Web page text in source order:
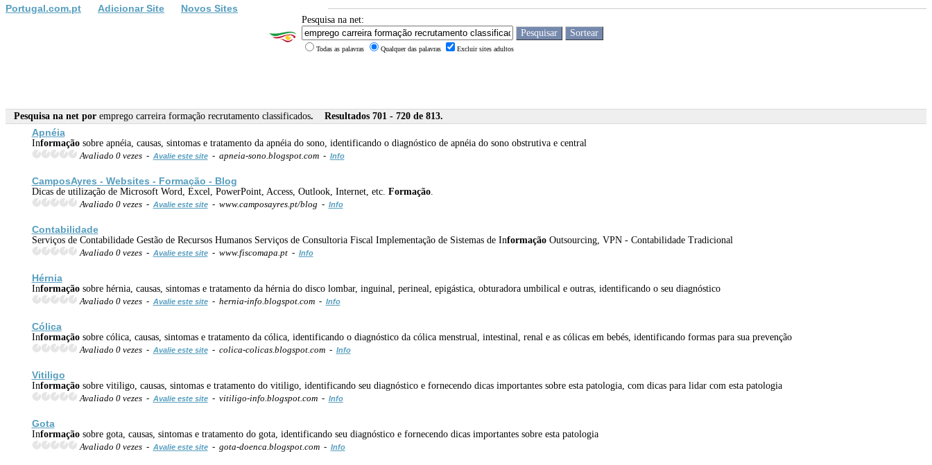
Portugal.com.pt Adicionar Site Novos Sites
Pesquisa na net:
Todas as palavras Qualquer das palavras Excluir sites adultos
Pesquisa na net por emprego carreira formação recrutamento classificados. Resultados 701 - 720 de 813.
Apnéia
Informaçãosobre apnéia, causas, sintomas e tratamento da apnéia do sono, identificando o diagnóstico de apnéia do sono obstrutiva e central
Avaliado 0 vezes - Avalie este site- apneia-sono.blogspot.com - Info
CamposAyres - Websites - Formação - Blog
Dicas de utilização de Microsoft Word, Excel, PowerPoint, Access, Outlook, Internet, etc. Formação.
Avaliado 0 vezes - Avalie este site- www.camposayres.pt/blog - Info
Contabilidade
Serviços de Contabilidade Gestão de Recursos Humanos Serviços de Consultoria Fiscal Implementação de Sistemas de InformaçãoOutsourcing, VPN - Contabilidade Tradicional
Avaliado 0 vezes - Avalie este site- www.fiscomapa.pt - Info
Hérnia
Informaçãosobre hérnia, causas, sintomas e tratamento da hérnia do disco lombar, inguinal, perineal, epigástica, obturadora umbilical e outras, identificando o seu diagnóstico
Avaliado 0 vezes - Avalie este site- hernia-info.blogspot.com - Info
Cólica
Informaçãosobre cólica, causas, sintomas e tratamento da cólica, identificando o diagnóstico da cólica menstrual, intestinal, renal e as cólicas em bebés, identificando formas para sua prevenção
Avaliado 0 vezes - Avalie este site- colica-colicas.blogspot.com - Info
Vitiligo
Informaçãosobre vitiligo, causas, sintomas e tratamento do vitiligo, identificando seu diagnóstico e fornecendo dicas importantes sobre esta patologia, com dicas para lidar com esta patologia
Avaliado 0 vezes - Avalie este site- vitiligo-info.blogspot.com - Info
Gota
Informaçãosobre gota, causas, sintomas e tratamento do gota, identificando seu diagnóstico e fornecendo dicas importantes sobre esta patologia
Avaliado 0 vezes - Avalie este site- gota-doenca.blogspot.com - Info